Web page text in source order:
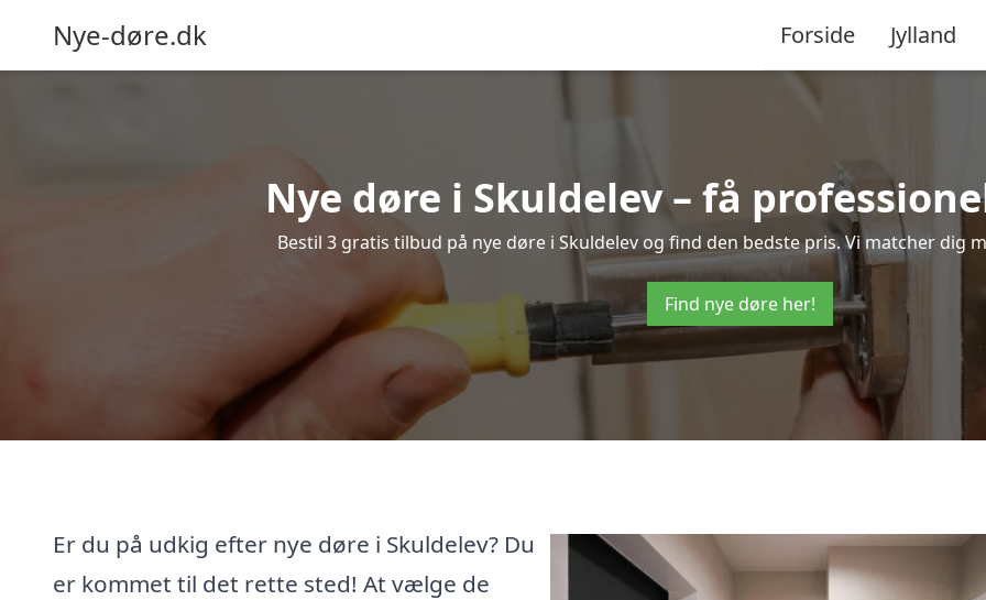
Nye-døre.dk Forside Jylland
Nye døre i Skuldelev – få
Bestil 3 gratis tilbud på nye døre i Skuldelev og find den bedste pris. Vi matcher dig
Find nye døre her!
Er du på udkig efter nye døre i Skuldelev? Du
er kommet til det rette sted! At vælge de